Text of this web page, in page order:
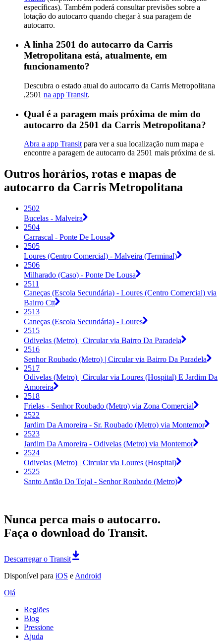
específicas). Também poderá consultar previsões sobre a
lotação do autocarro quando chegar à sua paragem de
autocarro.
A linha 2501 do autocarro da Carris
Metropolitana está, atualmente, em
funcionamento?
Descubra o estado atual do autocarro da Carris Metropolitana
,2501 na app Transit.
Qual é a paragem mais próxima de mim do
autocarro da 2501 da Carris Metropolitana?
Abra a app Transit para ver a sua localização num mapa e
encontre a paragem de autocarro da 2501 mais próxima de si.
Outros horários, rotas e mapas de
autocarro da Carris Metropolitana
2502
Bucelas - Malveira
2504
Carrascal - Ponte De Lousa
2505
Loures (Centro Comercial) - Malveira (Terminal)
2506
Milharado (Caso) - Ponte De Lousa
2511
Caneças (Escola Secundária) - Loures (Centro Comercial) via
Bairro Ctt
2513
Caneças (Escola Secundária) - Loures
2515
Odivelas (Metro) | Circular via Bairro Da Paradela
2516
Senhor Roubado (Metro) | Circular via Bairro Da Paradela
2517
Odivelas (Metro) | Circular via Loures (Hospital) E Jardim Da
Amoreira
2518
Frielas - Senhor Roubado (Metro) via Zona Comercial
2522
Jardim Da Amoreira - Sr. Roubado (Metro) via Montemor
2523
Jardim Da Amoreira - Odivelas (Metro) via Montemor
2524
Odivelas (Metro) | Circular via Loures (Hospital)
2525
Santo Antão Do Tojal - Senhor Roubado (Metro)
Nunca perca mais o autocarro.
Faça o download do Transit.
Descarregar o Transit
Disponível para iOS e Android
Olá
Regiões
Blog
Pressione
Ajuda